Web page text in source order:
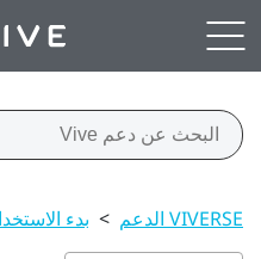
VIVERSE الدعم > بدء